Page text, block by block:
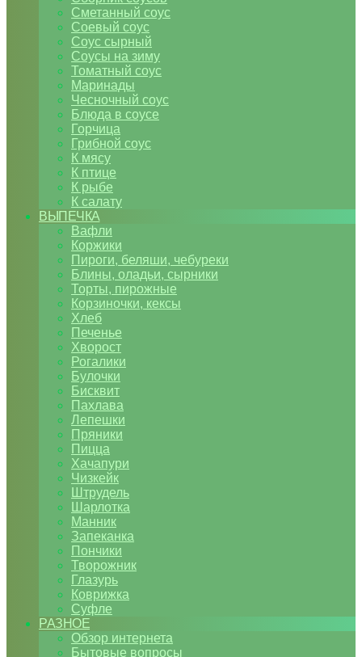
Сметанный соус
Соевый соус
Соус сырный
Соусы на зиму
Томатный соус
Маринады
Чесночный соус
Блюда в соусе
Горчица
Грибной соус
К мясу
К птице
К рыбе
К салату
ВЫПЕЧКА
Вафли
Коржики
Пироги, беляши, чебуреки
Блины, оладьи, сырники
Торты, пирожные
Корзиночки, кексы
Хлеб
Печенье
Хворост
Рогалики
Булочки
Бисквит
Пахлава
Лепешки
Пряники
Пицца
Хачапури
Чизкейк
Штрудель
Шарлотка
Манник
Запеканка
Пончики
Творожник
Глазурь
Коврижка
Суфле
РАЗНОЕ
Обзор интернета
Бытовые вопросы